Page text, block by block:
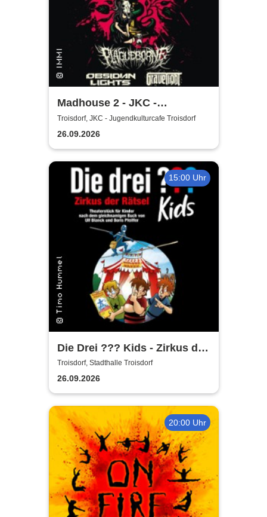
Madhouse 2 - JKC -
Jugendkulturcafe Troisdorf
Troisdorf, JKC - Jugendkulturcafe Troisdorf
26.09.2026
15:00 Uhr
Die Drei ??? Kids - Zirkus der
Rätsel
Troisdorf, Stadthalle Troisdorf
26.09.2026
20:00 Uhr